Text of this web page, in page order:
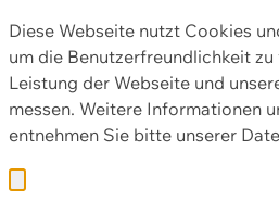
Diese Webseite nutzt Cookies
um die Benutzerfreundlichkeit
Leistung der Webseite und
messen. Weitere Informationen
entnehmen Sie bitte unserer